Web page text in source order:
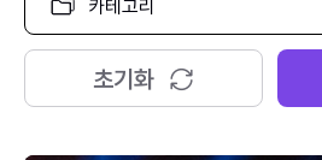
고
리
택
초기화